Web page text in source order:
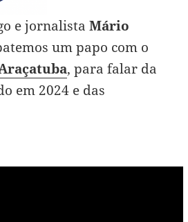
e jornalista Mário
um papo com o
, para falar da
em 2024 e das